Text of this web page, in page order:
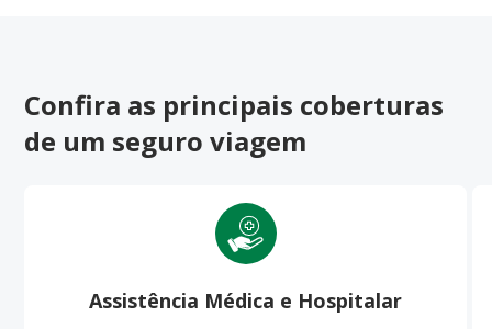
Confira as principais coberturas
de um seguro viagem
Assistência Médica e Hospitalar